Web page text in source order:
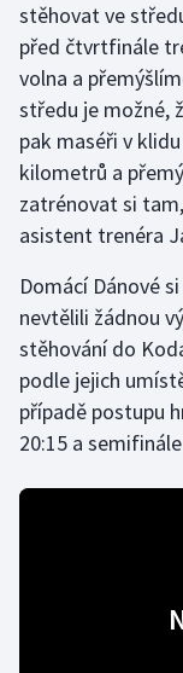
Gymnastika
Házená
Jezdectví
Judo
Krasobruslení
Lezení
Lyže a
Moderní pětiboj
stěhovat ve
před čtvrtfinále
volna a
středu je možné,
pak maséři v
kilometrů a
zatrénovat si
asistent trenéra
Domácí Dánové
nevtělili žádnou
stěhování do
podle jejich
případě postupu
20:15 a